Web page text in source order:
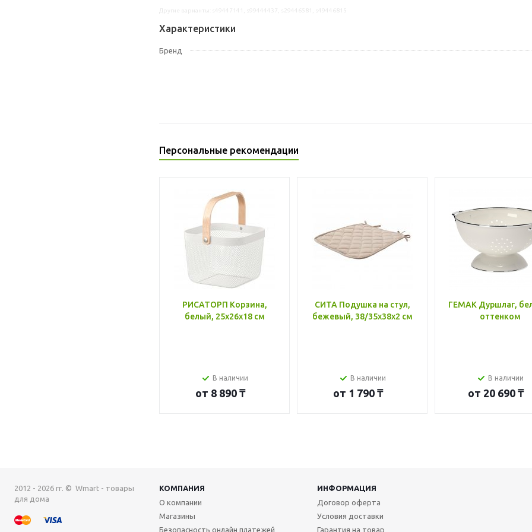
Характеристики
Бренд
Персональные рекомендации
РИСАТОРП Корзина,
белый, 25x26x18 см
В наличии
от 8 890 ₸
СИТА Подушка на стул,
бежевый, 38/35x38x2 см
В наличии
от 1 790 ₸
ГЕМАК Дуршлаг,
оттенком
В наличии
от 20 690 ₸
2012 - 2026 гг. © Wmart - товары
для дома
КОМПАНИЯ
ИНФОРМАЦИЯ
О компании
Магазины
Безопасность онлайн платежей
Договор оферта
Условия доставки
Гарантия на товар